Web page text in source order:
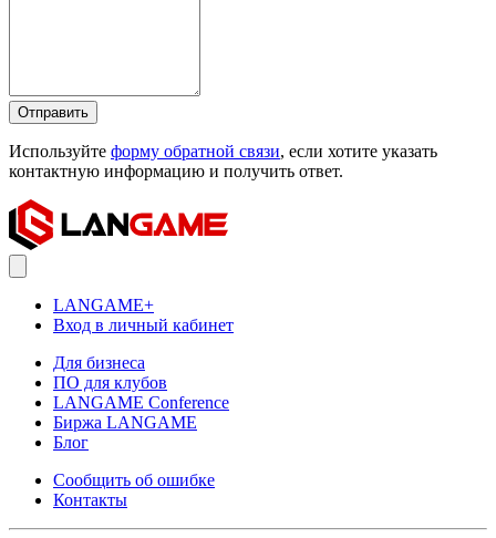
Отправить
Используйте форму обратной связи, если хотите указать
контактную информацию и получить ответ.
LANGAME+
Вход в личный кабинет
Для бизнеса
ПО для клубов
LANGAME Conference
Биржа LANGAME
Блог
Сообщить об ошибке
Контакты